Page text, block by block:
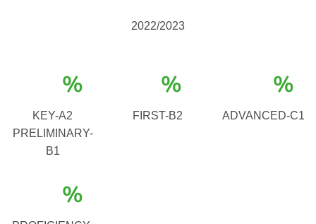
2022/2023
%
KEY-A2
PRELIMINARY-
B1
%
FIRST-B2
%
ADVANCED-C1
%